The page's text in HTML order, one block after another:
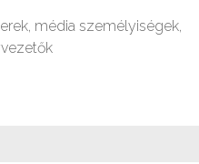
média személyiségek,